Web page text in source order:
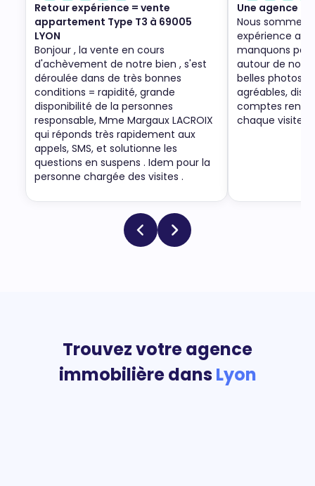
Retour expérience = vente
appartement Type T3 à 69005
LYON
Bonjour , la vente en cours
d'achèvement de notre bien , s'est
déroulée dans de très bonnes
conditions = rapidité, grande
disponibilité de la personnes
responsable, Mme Margaux LACROIX
qui réponds très rapidement aux
appels, SMS, et solutionne les
questions en suspens . Idem pour la
personne chargée des visites .
Une agence
Nous sommes
expérience
manquons pas
autour de
belles photos
agréables,
comptes
chaque visite.
Trouvez votre agence
immobilière dansLyon